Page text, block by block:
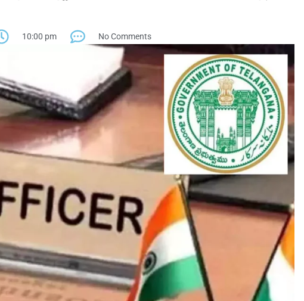
10:00 pm No Comments